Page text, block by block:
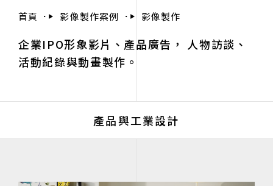
首頁 影像製作案例 影像製作
企業IPO形象影片、產品廣告， 人物訪談、
活動紀錄與動畫製作。
產品與工業設計